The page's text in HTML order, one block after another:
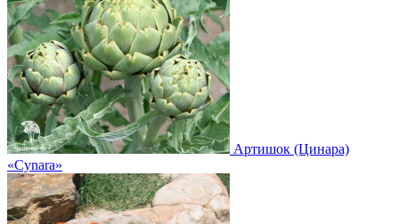
Артишок (Цинара)
«Cynara»